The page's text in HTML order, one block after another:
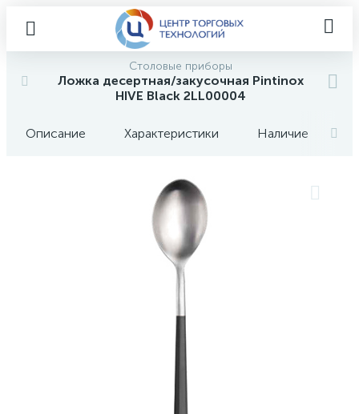
Столовые приборы
Ложка десертная/закусочная Pintinox
HIVE Black 2LL00004
Описание Характеристики Наличие